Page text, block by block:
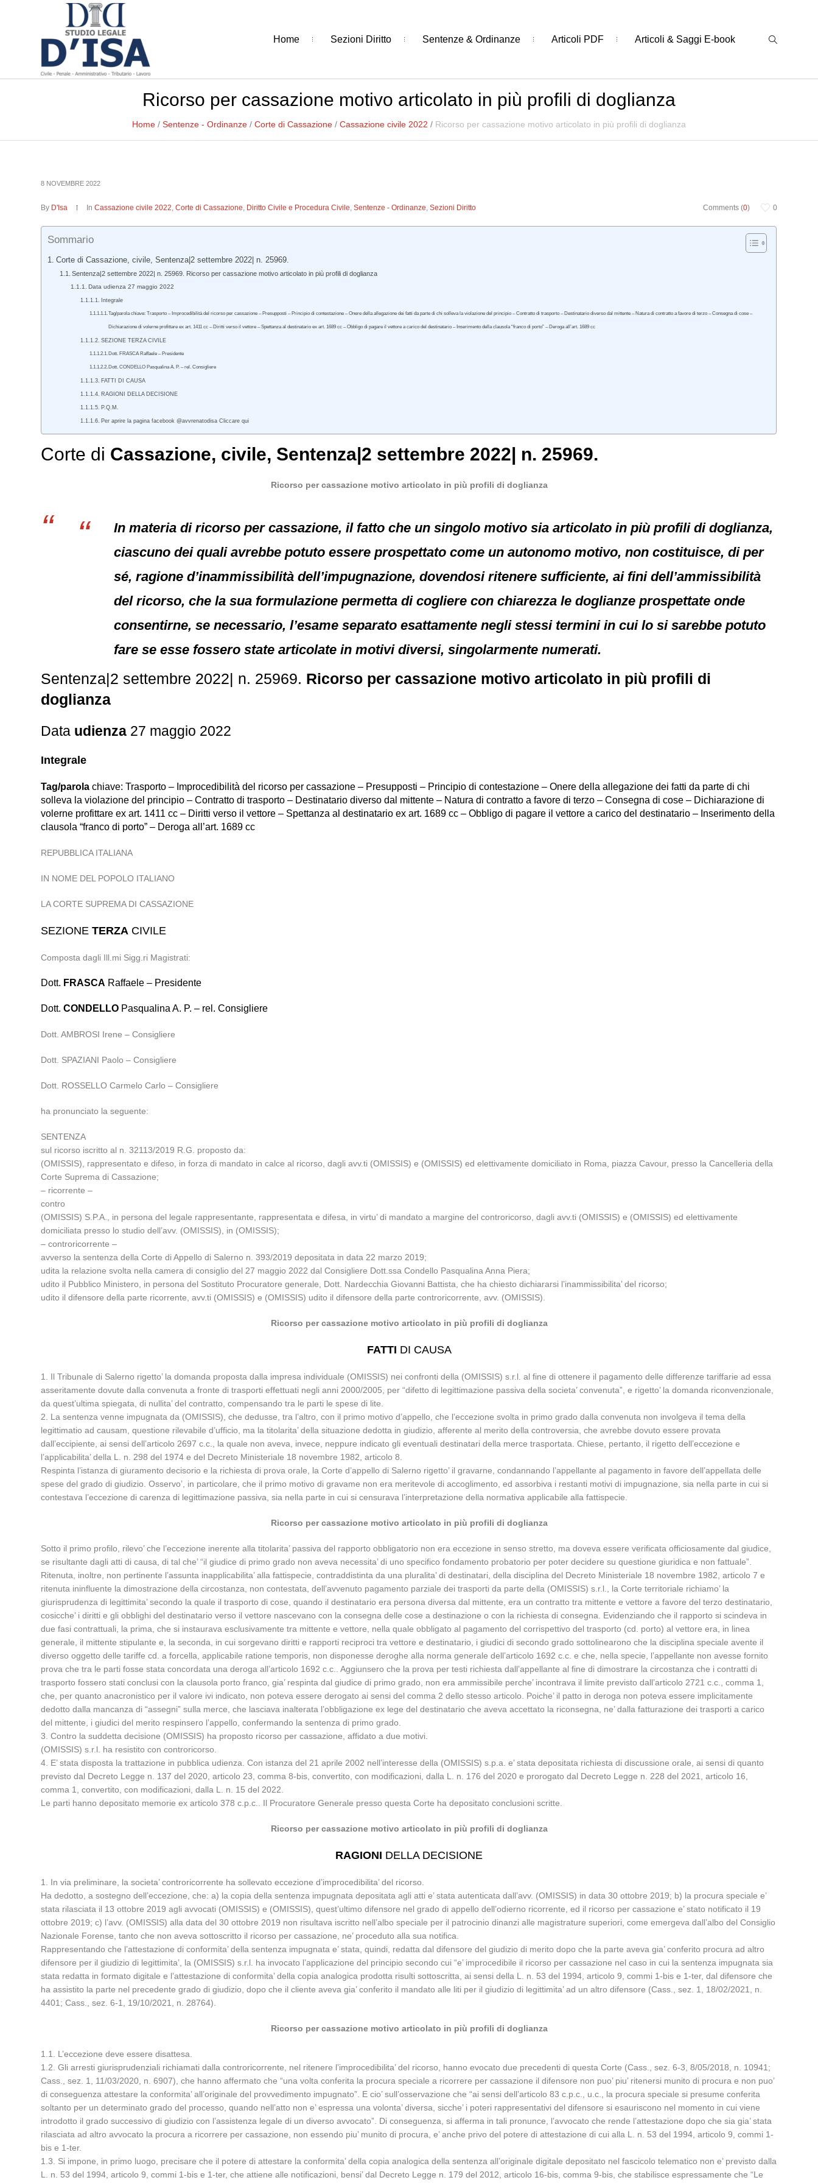
Home Sezioni Diritto Sentenze & Ordinanze Articoli PDF Articoli & Saggi E-book
Ricorso per cassazione motivo articolato in più profili di doglianza
Home / Sentenze - Ordinanze / Corte di Cassazione / Cassazione civile 2022 / Ricorso per cassazione motivo articolato in più profili di doglianza
8 NOVEMBRE 2022
Comments (0) 0
By D'Isa InCassazione civile 2022,Corte di Cassazione, Diritto Civile e Procedura Civile,Sentenze - Ordinanze,Sezioni Diritto
Sommario
Corte di Cassazione, civile, Sentenza|2 settembre 2022| n. 25969.
Sentenza|2 settembre 2022| n. 25969. Ricorso per cassazione motivo articolato in più profili di doglianza
Data udienza 27 maggio 2022
Integrale
Tag/parola chiave: Trasporto – Improcedibilità del ricorso per cassazione – Presupposti – Principio di contestazione – Onere della allegazione dei fatti da parte di chi solleva la violazione del principio – Contratto di trasporto – Destinatario diverso dal mittente – Natura di contratto a favore di terzo – Consegna di cose –
Dichiarazione di volerne profittare ex art. 1411 cc – Diritti verso il vettore – Spettanza al destinatario ex art. 1689 cc – Obbligo di pagare il vettore a carico del destinatario – Inserimento della clausola “franco di porto” – Deroga all’art. 1689 cc
SEZIONE TERZA CIVILE
Dott. FRASCA Raffaele – Presidente
Dott. CONDELLO Pasqualina A. P. – rel. Consigliere
FATTI DI CAUSA
RAGIONI DELLA DECISIONE
P.Q.M.
Per aprire la pagina facebook @avvrenatodisa Cliccare qui
Corte di Cassazione, civile, Sentenza|2 settembre 2022| n. 25969.
Ricorso per cassazione motivo articolato in più profili di doglianza
In materia di ricorso per cassazione, il fatto che un singolo motivo sia articolato in più profili di doglianza,
ciascuno dei quali avrebbe potuto essere prospettato come un autonomo motivo, non costituisce, di per
sé, ragione d’inammissibilità dell’impugnazione, dovendosi ritenere sufficiente, ai fini dell’ammissibilità
del ricorso, che la sua formulazione permetta di cogliere con chiarezza le doglianze prospettate onde
consentirne, se necessario, l’esame separato esattamente negli stessi termini in cui lo si sarebbe potuto
fare se esse fossero state articolate in motivi diversi, singolarmente numerati.
Sentenza|2 settembre 2022| n. 25969. Ricorso per cassazione motivo articolato in più profili di
doglianza
Data udienza 27 maggio 2022
Integrale
Tag/parola chiave: Trasporto – Improcedibilità del ricorso per cassazione – Presupposti – Principio di contestazione – Onere della allegazione dei fatti da parte di chi
solleva la violazione del principio – Contratto di trasporto – Destinatario diverso dal mittente – Natura di contratto a favore di terzo – Consegna di cose – Dichiarazione di
volerne profittare ex art. 1411 cc – Diritti verso il vettore – Spettanza al destinatario ex art. 1689 cc – Obbligo di pagare il vettore a carico del destinatario – Inserimento della
clausola “franco di porto” – Deroga all’art. 1689 cc
REPUBBLICA ITALIANA
IN NOME DEL POPOLO ITALIANO
LA CORTE SUPREMA DI CASSAZIONE
SEZIONETERZA CIVILE
Composta dagli Ill.mi Sigg.ri Magistrati:
Dott. FRASCA Raffaele – Presidente
Dott.CONDELLO Pasqualina A. P. – rel. Consigliere
Dott. AMBROSI Irene – Consigliere
Dott. SPAZIANI Paolo – Consigliere
Dott. ROSSELLO Carmelo Carlo – Consigliere
ha pronunciato la seguente:
SENTENZA
sul ricorso iscritto al n. 32113/2019 R.G. proposto da:
(OMISSIS), rappresentato e difeso, in forza di mandato in calce al ricorso, dagli avv.ti (OMISSIS) e (OMISSIS) ed elettivamente domiciliato in Roma, piazza Cavour, presso la Cancelleria della
Corte Suprema di Cassazione;
– ricorrente –
contro
(OMISSIS) S.P.A., in persona del legale rappresentante, rappresentata e difesa, in virtu’ di mandato a margine del controricorso, dagli avv.ti (OMISSIS) e (OMISSIS) ed elettivamente
domiciliata presso lo studio dell’avv. (OMISSIS), in (OMISSIS);
– controricorrente –
avverso la sentenza della Corte di Appello di Salerno n. 393/2019 depositata in data 22 marzo 2019;
udita la relazione svolta nella camera di consiglio del 27 maggio 2022 dal Consigliere Dott.ssa Condello Pasqualina Anna Piera;
udito il Pubblico Ministero, in persona del Sostituto Procuratore generale, Dott. Nardecchia Giovanni Battista, che ha chiesto dichiararsi l’inammissibilita’ del ricorso;
udito il difensore della parte ricorrente, avv.ti (OMISSIS) e (OMISSIS) udito il difensore della parte controricorrente, avv. (OMISSIS).
Ricorso per cassazione motivo articolato in più profili di doglianza
FATTI DI CAUSA
1. Il Tribunale di Salerno rigetto’ la domanda proposta dalla impresa individuale (OMISSIS) nei confronti della (OMISSIS) s.r.l. al fine di ottenere il pagamento delle differenze tariffarie ad essa
asseritamente dovute dalla convenuta a fronte di trasporti effettuati negli anni 2000/2005, per “difetto di legittimazione passiva della societa’ convenuta”, e rigetto’ la domanda riconvenzionale,
da quest’ultima spiegata, di nullita’ del contratto, compensando tra le parti le spese di lite.
2. La sentenza venne impugnata da (OMISSIS), che dedusse, tra l’altro, con il primo motivo d’appello, che l’eccezione svolta in primo grado dalla convenuta non involgeva il tema della
legittimatio ad causam, questione rilevabile d’ufficio, ma la titolarita’ della situazione dedotta in giudizio, afferente al merito della controversia, che avrebbe dovuto essere provata
dall’eccipiente, ai sensi dell’articolo 2697 c.c., la quale non aveva, invece, neppure indicato gli eventuali destinatari della merce trasportata. Chiese, pertanto, il rigetto dell’eccezione e
l’applicabilita’ della L. n. 298 del 1974 e del Decreto Ministeriale 18 novembre 1982, articolo 8.
Respinta l’istanza di giuramento decisorio e la richiesta di prova orale, la Corte d’appello di Salerno rigetto’ il gravarne, condannando l’appellante al pagamento in favore dell’appellata delle
spese del grado di giudizio. Osservo’, in particolare, che il primo motivo di gravame non era meritevole di accoglimento, ed assorbiva i restanti motivi di impugnazione, sia nella parte in cui si
contestava l’eccezione di carenza di legittimazione passiva, sia nella parte in cui si censurava l’interpretazione della normativa applicabile alla fattispecie.
Ricorso per cassazione motivo articolato in più profili di doglianza
Sotto il primo profilo, rilevo’ che l’eccezione inerente alla titolarita’ passiva del rapporto obbligatorio non era eccezione in senso stretto, ma doveva essere verificata officiosamente dal giudice,
se risultante dagli atti di causa, di tal che’ “il giudice di primo grado non aveva necessita’ di uno specifico fondamento probatorio per poter decidere su questione giuridica e non fattuale”.
Ritenuta, inoltre, non pertinente l’assunta inapplicabilita’ alla fattispecie, contraddistinta da una pluralita’ di destinatari, della disciplina del Decreto Ministeriale 18 novembre 1982, articolo 7 e
ritenuta ininfluente la dimostrazione della circostanza, non contestata, dell’avvenuto pagamento parziale dei trasporti da parte della (OMISSIS) s.r.l., la Corte territoriale richiamo’ la
giurisprudenza di legittimita’ secondo la quale il trasporto di cose, quando il destinatario era persona diversa dal mittente, era un contratto tra mittente e vettore a favore del terzo destinatario,
cosicche’ i diritti e gli obblighi del destinatario verso il vettore nascevano con la consegna delle cose a destinazione o con la richiesta di consegna. Evidenziando che il rapporto si scindeva in
due fasi contrattuali, la prima, che si instaurava esclusivamente tra mittente e vettore, nella quale obbligato al pagamento del corrispettivo del trasporto (cd. porto) al vettore era, in linea
generale, il mittente stipulante e, la seconda, in cui sorgevano diritti e rapporti reciproci tra vettore e destinatario, i giudici di secondo grado sottolinearono che la disciplina speciale avente il
diverso oggetto delle tariffe cd. a forcella, applicabile ratione temporis, non disponesse deroghe alla norma generale dell’articolo 1692 c.c. e che, nella specie, l’appellante non avesse fornito
prova che tra le parti fosse stata concordata una deroga all’articolo 1692 c.c.. Aggiunsero che la prova per testi richiesta dall’appellante al fine di dimostrare la circostanza che i contratti di
trasporto fossero stati conclusi con la clausola porto franco, gia’ respinta dal giudice di primo grado, non era ammissibile perche’ incontrava il limite previsto dall’articolo 2721 c.c., comma 1,
che, per quanto anacronistico per il valore ivi indicato, non poteva essere derogato ai sensi del comma 2 dello stesso articolo. Poiche’ il patto in deroga non poteva essere implicitamente
dedotto dalla mancanza di “assegni” sulla merce, che lasciava inalterata l’obbligazione ex lege del destinatario che aveva accettato la riconsegna, ne’ dalla fatturazione dei trasporti a carico
del mittente, i giudici del merito respinsero l’appello, confermando la sentenza di primo grado.
3. Contro la suddetta decisione (OMISSIS) ha proposto ricorso per cassazione, affidato a due motivi.
(OMISSIS) s.r.l. ha resistito con controricorso.
4. E’ stata disposta la trattazione in pubblica udienza. Con istanza del 21 aprile 2002 nell’interesse della (OMISSIS) s.p.a. e’ stata depositata richiesta di discussione orale, ai sensi di quanto
previsto dal Decreto Legge n. 137 del 2020, articolo 23, comma 8-bis, convertito, con modificazioni, dalla L. n. 176 del 2020 e prorogato dal Decreto Legge n. 228 del 2021, articolo 16,
comma 1, convertito, con modificazioni, dalla L. n. 15 del 2022.
Le parti hanno depositato memorie ex articolo 378 c.p.c.. Il Procuratore Generale presso questa Corte ha depositato conclusioni scritte.
Ricorso per cassazione motivo articolato in più profili di doglianza
RAGIONI DELLA DECISIONE
1. In via preliminare, la societa’ controricorrente ha sollevato eccezione d’improcedibilita’ del ricorso.
Ha dedotto, a sostegno dell’eccezione, che: a) la copia della sentenza impugnata depositata agli atti e’ stata autenticata dall’avv. (OMISSIS) in data 30 ottobre 2019; b) la procura speciale e’
stata rilasciata il 13 ottobre 2019 agli avvocati (OMISSIS) e (OMISSIS), quest’ultimo difensore nel grado di appello dell’odierno ricorrente, ed il ricorso per cassazione e’ stato notificato il 19
ottobre 2019; c) l’avv. (OMISSIS) alla data del 30 ottobre 2019 non risultava iscritto nell’albo speciale per il patrocinio dinanzi alle magistrature superiori, come emergeva dall’albo del Consiglio
Nazionale Forense, tanto che non aveva sottoscritto il ricorso per cassazione, ne’ proceduto alla sua notifica.
Rappresentando che l’attestazione di conformita’ della sentenza impugnata e’ stata, quindi, redatta dal difensore del giudizio di merito dopo che la parte aveva gia’ conferito procura ad altro
difensore per il giudizio di legittimita’, la (OMISSIS) s.r.l. ha invocato l’applicazione del principio secondo cui “e’ improcedibile il ricorso per cassazione nel caso in cui la sentenza impugnata sia
stata redatta in formato digitale e l’attestazione di conformita’ della copia analogica prodotta risulti sottoscritta, ai sensi della L. n. 53 del 1994, articolo 9, commi 1-bis e 1-ter, dal difensore che
ha assistito la parte nel precedente grado di giudizio, dopo che il cliente aveva gia’ conferito il mandato alle liti per il giudizio di legittimita’ ad un altro difensore (Cass., sez. 1, 18/02/2021, n.
4401; Cass., sez. 6-1, 19/10/2021, n. 28764).
Ricorso per cassazione motivo articolato in più profili di doglianza
1.1. L’eccezione deve essere disattesa.
1.2. Gli arresti giurisprudenziali richiamati dalla controricorrente, nel ritenere l’improcedibilita’ del ricorso, hanno evocato due precedenti di questa Corte (Cass., sez. 6-3, 8/05/2018, n. 10941;
Cass., sez. 1, 11/03/2020, n. 6907), che hanno affermato che “una volta conferita la procura speciale a ricorrere per cassazione il difensore non puo’ piu’ ritenersi munito di procura e non puo’
di conseguenza attestare la conformita’ all’originale del provvedimento impugnato”. E cio’ sull’osservazione che “ai sensi dell’articolo 83 c.p.c., u.c., la procura speciale si presume conferita
soltanto per un determinato grado del processo, quando nell’atto non e’ espressa una volonta’ diversa, sicche’ i poteri rappresentativi del difensore si esauriscono nel momento in cui viene
introdotto il grado successivo di giudizio con l’assistenza legale di un diverso avvocato”. Di conseguenza, si afferma in tali pronunce, l’avvocato che rende l’attestazione dopo che sia gia’ stata
rilasciata ad altro avvocato la procura a ricorrere per cassazione, non essendo piu’ munito di procura, e’ anche privo del potere di attestazione di cui alla L. n. 53 del 1994, articolo 9, commi 1-
bis e 1-ter.
1.3. Si impone, in primo luogo, precisare che il potere di attestare la conformita’ della copia analogica della sentenza all’originale digitale depositato nel fascicolo telematico non e’ previsto dalla
L. n. 53 del 1994, articolo 9, commi 1-bis e 1-ter, che attiene alle notificazioni, bensi’ dal Decreto Legge n. 179 del 2012, articolo 16-bis, comma 9-bis, che stabilisce espressamente che “Le